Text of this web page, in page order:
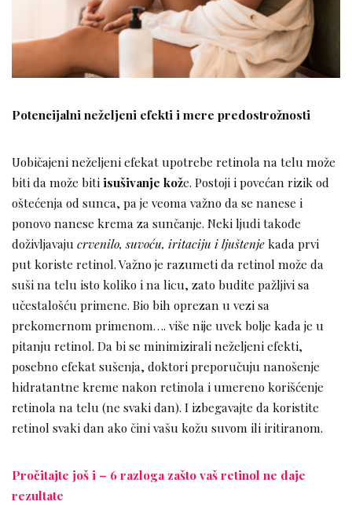
Potencijalni neželjeni efekti i mere predostrožnosti
Uobičajeni neželjeni efekat upotrebe retinola na telu može
biti da može bitiisušivanje kože. Postoji i povećan rizik od
oštećenja od sunca, pa je veoma važno da se nanese i
ponovo nanese krema za sunčanje. Neki ljudi takođe
doživljavaju crvenilo, suvoću, iritaciju i ljuštenjekada prvi
put koriste retinol. Važno je razumeti da retinol može da
suši na telu isto koliko i na licu, zato budite pažljivi sa
učestalošću primene. Bio bih oprezan u vezi sa
prekomernom primenom…. više nije uvek bolje kada je u
pitanju retinol. Da bi se minimizirali neželjeni efekti,
posebno efekat sušenja, doktori preporučuju nanošenje
hidratantne kreme nakon retinola i umereno korišćenje
retinola na telu (ne svaki dan). I izbegavajte da koristite
retinol svaki dan ako čini vašu kožu suvom ili iritiranom.
Pročitajte još i – 6 razloga zašto vaš retinol ne daje
rezultate